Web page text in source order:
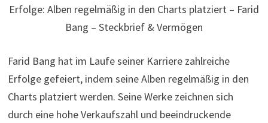
Erfolge: Alben regelmäßig in den Charts platziert – Farid
Bang – Steckbrief & Vermögen
Farid Bang hat im Laufe seiner Karriere zahlreiche
Erfolge gefeiert, indem seine Alben regelmäßig in den
Charts platziert werden. Seine Werke zeichnen sich
durch eine hohe Verkaufszahl und beeindruckende